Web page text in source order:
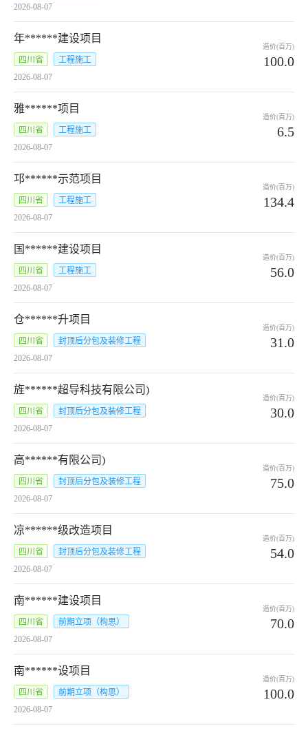
2026-08-07
年******建设项目
四川省
工程施工
2026-08-07
造价(百万)
100.0
雅******项目
四川省
工程施工
2026-08-07
造价(百万)
6.5
邛******示范项目
四川省
工程施工
2026-08-07
造价(百万)
134.4
国******建设项目
四川省
工程施工
2026-08-07
造价(百万)
56.0
仓******升项目
四川省
封顶后分包及装修工程
2026-08-07
造价(百万)
31.0
旌******超导科技有限公司)
四川省
封顶后分包及装修工程
2026-08-07
造价(百万)
30.0
高******有限公司)
四川省
封顶后分包及装修工程
2026-08-07
造价(百万)
75.0
凉******级改造项目
四川省
封顶后分包及装修工程
2026-08-07
造价(百万)
54.0
南******建设项目
四川省
前期立项（构思）
2026-08-07
造价(百万)
70.0
南******设项目
四川省
前期立项（构思）
2026-08-07
造价(百万)
100.0